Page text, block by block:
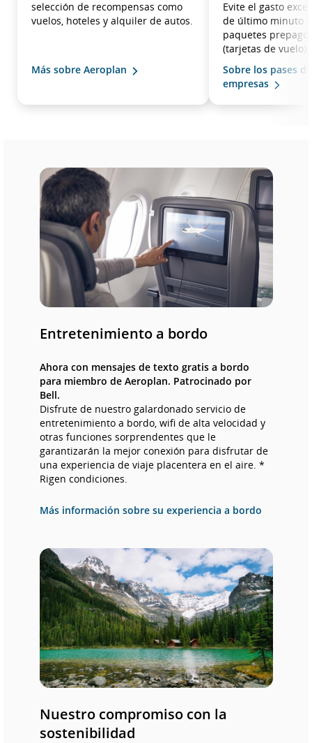
selección de recompensas como
vuelos, hoteles y alquiler de autos.
Más sobre Aeroplan
Evite el gasto
de último minuto
paquetes
(tarjetas de vuelo).
Sobre los pases
empresas
Entretenimiento a bordo
Ahora con mensajes de texto gratis a bordo
para miembro de Aeroplan. Patrocinado por
Bell.
Disfrute de nuestro galardonado servicio de
entretenimiento a bordo, wifi de alta velocidad y
otras funciones sorprendentes que le
garantizarán la mejor conexión para disfrutar de
una experiencia de viaje placentera en el aire. *
Rigen condiciones.
Más información sobre su experiencia a bordo
Nuestro compromiso con la
sostenibilidad